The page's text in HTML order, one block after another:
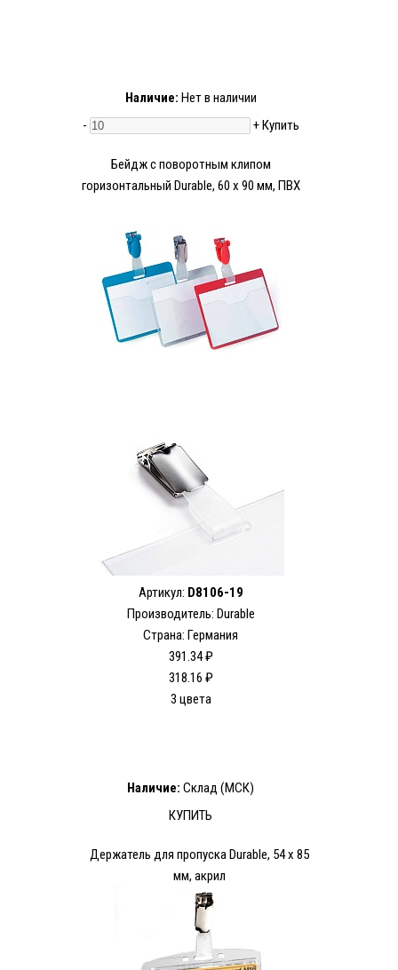
Наличие: Нет в наличии
-
+Купить
Бейдж с поворотным клипом
горизонтальный Durable, 60 х 90 мм, ПВХ
Артикул: D8106-19
Производитель: Durable
Страна: Германия
391.34 ₽
318.16 ₽
3 цвета
Наличие: Склад (МСК)
КУПИТЬ
Держатель для пропуска Durable, 54 x 85
мм, акрил